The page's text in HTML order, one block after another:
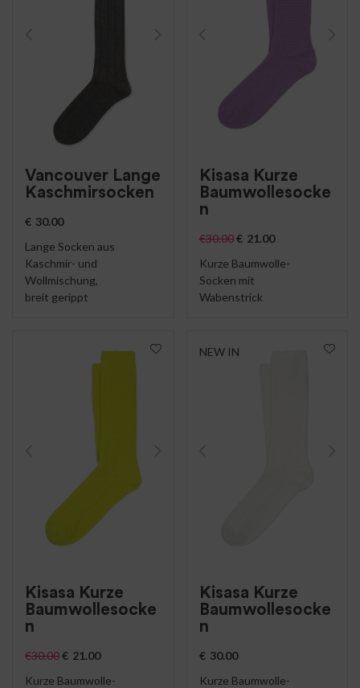
Vancouver Lange
Kaschmirsocken
€ 30.00
Lange Socken aus
Kaschmir- und
Wollmischung,
breit gerippt
Kisasa Kurze
Baumwollesocke
n
€30.00 € 21.00
Kurze Baumwolle-
Socken mit
Wabenstrick
Kisasa Kurze
Baumwollesocke
n
€30.00€ 21.00
Kurze Baumwolle-
NEW IN
Kisasa Kurze
Baumwollesocke
n
€ 30.00
Kurze Baumwolle-